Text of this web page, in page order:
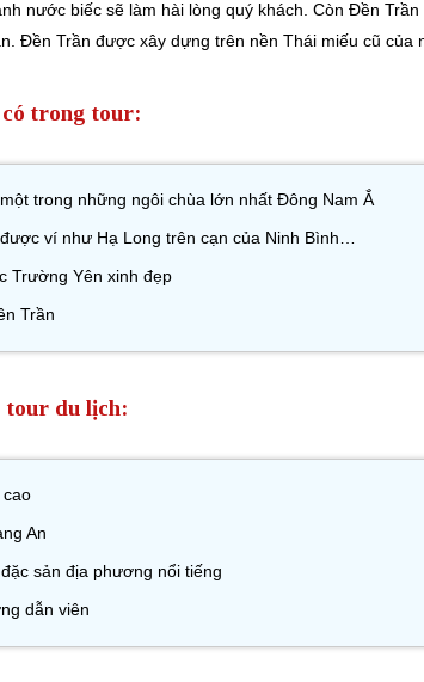
nước biếc sẽ làm hài lòng quý khách. Còn Đền
Đền Trần được xây dựng trên nền Thái miếu cũ của
có trong tour:
trong những ngôi chùa lớn nhất Đông Nam Ắ
ví như Hạ Long trên cạn của Ninh Bình…
Trường Yên xinh đẹp
Trần
tour du lịch:
An
sản địa phương nổi tiếng
dẫn viên